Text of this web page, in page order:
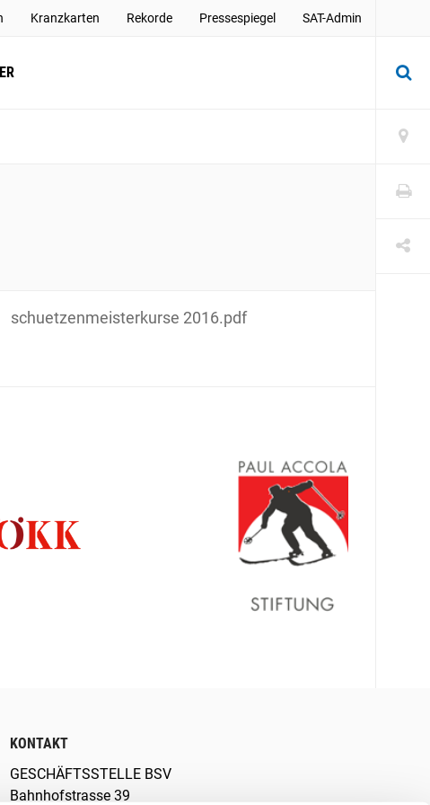
Kranzkarten Rekorde Pressespiegel SAT-Admin
schuetzenmeisterkurse 2016.pdf
KONTAKT
GESCHÄFTSSTELLE BSV
Bahnhofstrasse 39